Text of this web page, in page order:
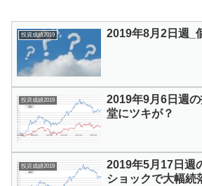
投資成績2019 2019年8月2日週_
投資成績2019
2019年9月6日週
堂にツキが？
投資成績2019
2019年5月17日週
ショックで大幅続